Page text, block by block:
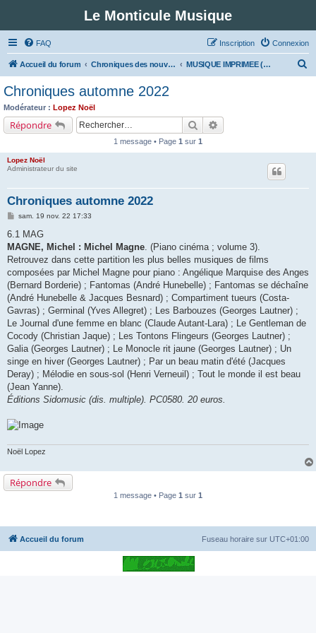
Le Monticule Musique
FAQ Connexion
Inscription
Accueil du forum Chroniques des nouveautés musicales : Pour voir les visuels des notices vous devez vous enregistrer. MUSIQUE IMPRIMEE (Classe 5 - Musiques fonctionnelles)
Chroniques automne 2022
Modérateur : Lopez Noël
Répondre Rechercher
1 message • Page 1 sur 1
Lopez Noël
Administrateur du site
Chroniques automne 2022
M
s
a
g
sam. 19 nov. 22 17:33
6.1 MAG
MAGNE, Michel : Michel Magne . (Piano cinéma ; volume 3).
Retrouvez dans cette partition les plus belles musiques de films
composées par Michel Magne pour piano : Angélique Marquise des Anges
(Bernard Borderie) ; Fantomas (André Hunebelle) ; Fantomas se déchaîne
(André Hunebelle & Jacques Besnard) ; Compartiment tueurs (Costa-
Gavras) ; Germinal (Yves Allegret) ; Les Barbouzes (Georges Lautner) ;
Le Journal d'une femme en blanc (Claude Autant-Lara) ; Le Gentleman de
Cocody (Christian Jaque) ; Les Tontons Flingeurs (Georges Lautner) ;
Galia (Georges Lautner) ; Le Monocle rit jaune (Georges Lautner) ; Un
singe en hiver (Georges Lautner) ; Par un beau matin d'été (Jacques
Deray) ; Mélodie en sous-sol (Henri Verneuil) ; Tout le monde il est beau
(Jean Yanne).
Éditions Sidomusic (dis. multiple). PC0580. 20 euros.
Noël Lopez
Répondre
1 message • Page 1 sur 1
Accueil du forum Fuseau horaire sur UTC+01:00